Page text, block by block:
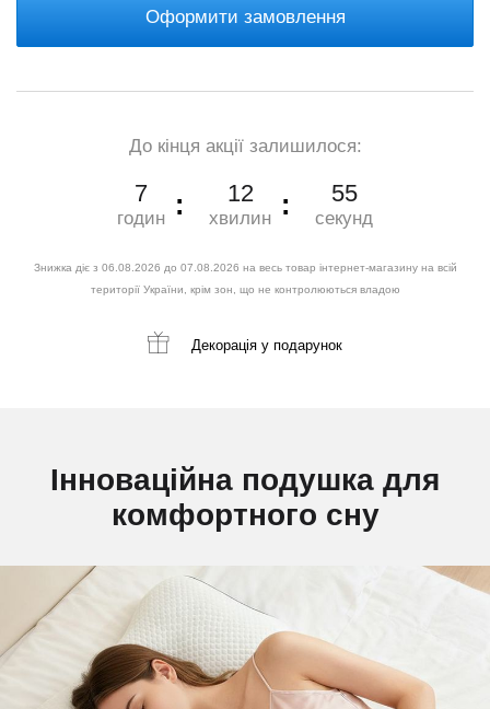
Оформити замовлення
До кінця акції залишилося:
7
годин
12
хвилин
54
секунд
Знижка діє з 06.08.2026 до 07.08.2026 на весь товар інтернет-магазину на всій
території України, крім зон, що не контролюються владою
Декорація у подарунок
Інноваційна подушка для
комфортного сну